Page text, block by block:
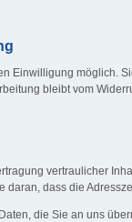
Einwilligung möglich.
bleibt vom
vertraulicher
dass die
die Sie an uns